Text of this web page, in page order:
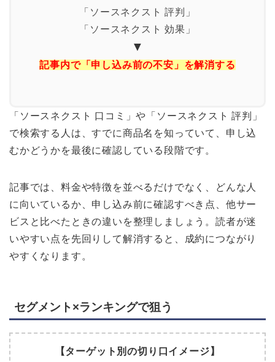
「ソースネクスト 評判」
「ソースネクスト 効果」
▼
記事内で「申し込み前の不安」を解消する
「ソースネクスト 口コミ」や「ソースネクスト 評判」
で検索する人は、すでに商品名を知っていて、申し込
むかどうかを最後に確認している段階です。
記事では、料金や特徴を並べるだけでなく、どんな人
に向いているか、申し込み前に確認すべき点、他サー
ビスと比べたときの違いを整理しましょう。読者が迷
いやすい点を先回りして解消すると、成約につながり
やすくなります。
セグメント×ランキングで狙う
【ターゲット別の切り口イメージ】